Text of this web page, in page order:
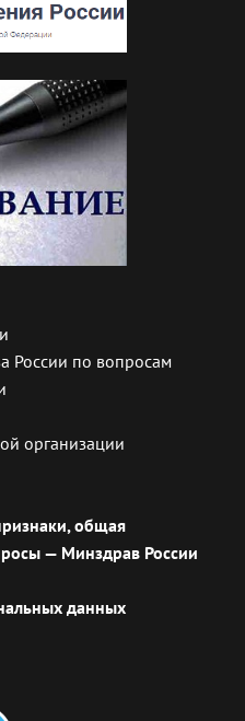
России по вопросам
организации
общая
— Минздрав России
данных